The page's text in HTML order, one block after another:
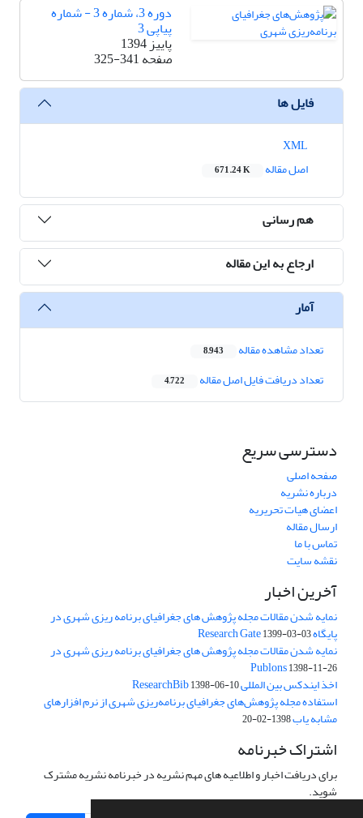
دوره 3، شماره 3 - شماره
پیاپی 3
پاییز 1394
صفحه325-341
فایل ها
اصل مقاله
671.24 K
هم رسانی
ارجاع به این مقاله
آمار
تعداد مشاهده مقاله 8,943
تعداد دریافت فایل اصل مقاله 4,722
دسترسی سریع
صفحه اصلی
درباره نشریه
اعضای هیات تحریریه
ارسال مقاله
تماس با ما
نقشه سایت
آخرین اخبار
نمایه شدن مقالات مجله پژوهش های جغرافیای برنامه ریزی شهری در
پایگاه Research Gate1399-03-03
نمایه شدن مقالات مجله پژوهش های جغرافیای برنامه ریزی شهری در
Publons1398-11-26
اخذ ایندکس بین المللی ResearchBib1398-06-10
استفاده مجله پژوهش‌های جغرافیای برنامه‌ریزی شهری از نرم افزارهای
مشابه یاب1398-02-20
اشتراک خبرنامه
برای دریافت اخبار و اطلاعیه های مهم نشریه در خبرنامه نشریه مشترک
شوید.